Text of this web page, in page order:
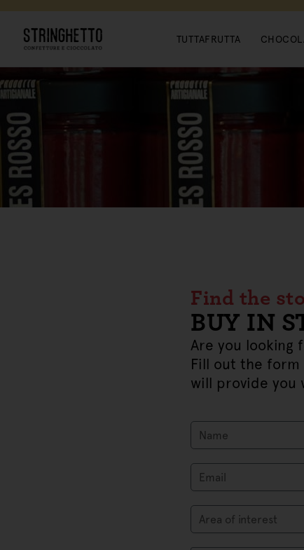
TUTTAFRUTTA
Find the
BUY IN
Are you looking
Fill out the
will provide you